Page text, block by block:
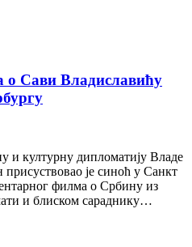
о Сави Владиславићу
и културну дипломатију Владе
је синоћ у Санкт
филма о Србину из
и блиском сараднику…